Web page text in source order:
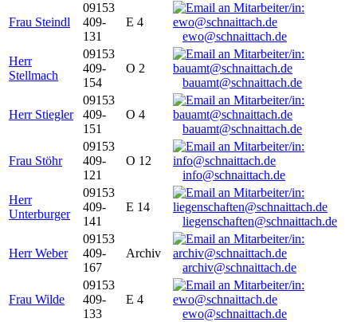
Frau Steindl
09153
409-
131
E 4
ewo@schnaittach.de
Herr
Stellmach
09153
409-
154
O 2
bauamt@schnaittach.de
Herr Stiegler
09153
409-
151
O 4
bauamt@schnaittach.de
Frau Stöhr
09153
409-
121
O 12
info@schnaittach.de
Herr
Unterburger
09153
409-
141
E 14
liegenschaften@schnaittach.de
Herr Weber
09153
409-
167
Archiv
archiv@schnaittach.de
Frau Wilde
09153
409-
133
E 4
ewo@schnaittach.de